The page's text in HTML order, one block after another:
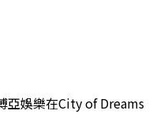
亞娛樂在City of Dreams